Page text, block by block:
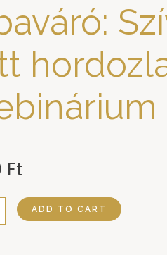
Ft
ADD TO CART